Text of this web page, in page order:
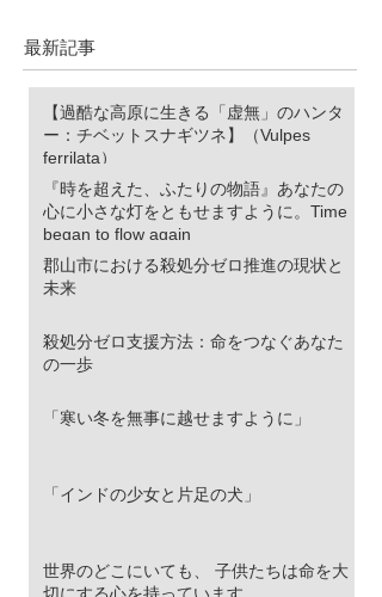
に。Time began to flow again
最新記事
【過酷な高原に生きる「虚無」のハンタ
ー：チベットスナギツネ】（Vulpes
ferrilata）
『時を超えた、ふたりの物語』あなたの
心に小さな灯をともせますように。Time
began to flow again
郡山市における殺処分ゼロ推進の現状と
未来
殺処分ゼロ支援方法：命をつなぐあなた
の一歩
「寒い冬を無事に越せますように」
「インドの少女と片足の犬」
世界のどこにいても、 子供たちは命を大